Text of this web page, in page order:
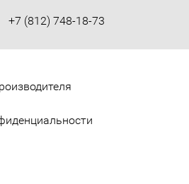
+7 (812) 748-18-73